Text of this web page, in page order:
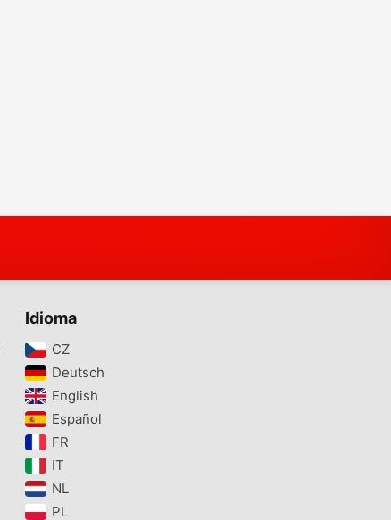
Idioma
CZ‎
Deutsch‎
English‎
Español‎
FR‎
IT‎
NL‎
PL‎